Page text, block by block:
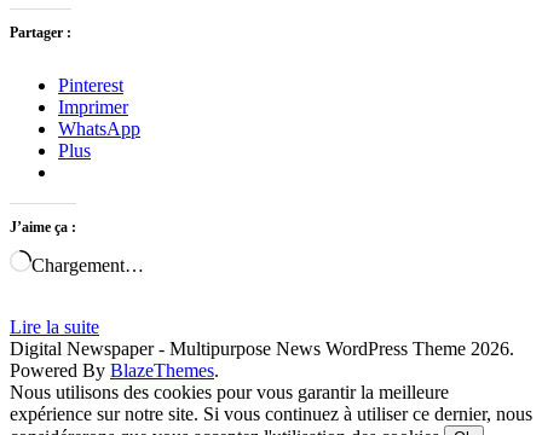
Partager :
Pinterest
Imprimer
WhatsApp
Plus
J’aime ça :
Chargement…
Lire la suite
Digital Newspaper - Multipurpose News WordPress Theme 2026.
Powered By BlazeThemes.
Nous utilisons des cookies pour vous garantir la meilleure
expérience sur notre site. Si vous continuez à utiliser ce dernier, nous